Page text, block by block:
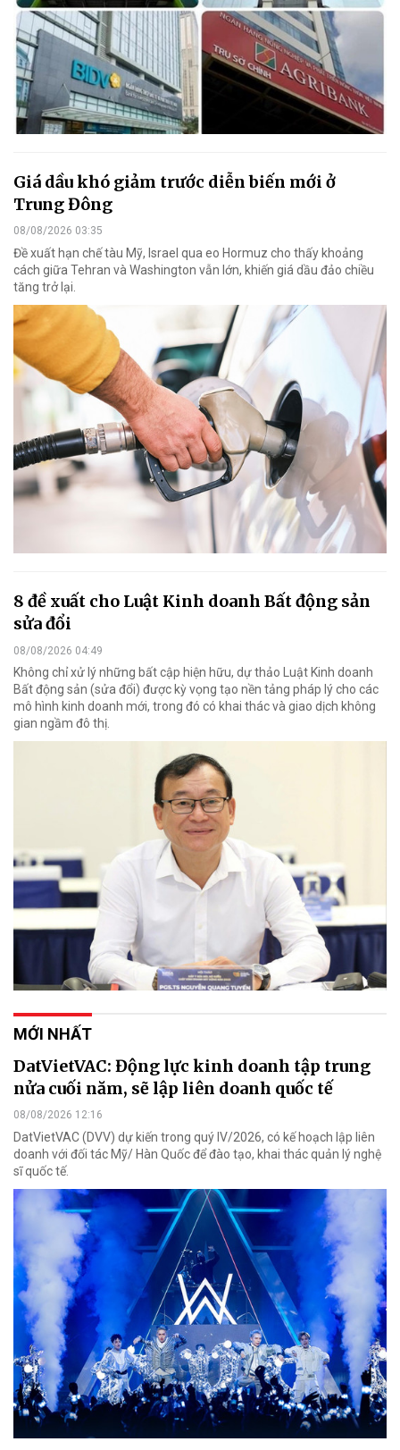
Giá dầu khó giảm trước diễn biến mới ở
Trung Đông
08/08/2026 03:35
Đề xuất hạn chế tàu Mỹ, Israel qua eo Hormuz cho thấy khoảng
cách giữa Tehran và Washington vẫn lớn, khiến giá dầu đảo chiều
tăng trở lại.
8 đề xuất cho Luật Kinh doanh Bất động sản
sửa đổi
08/08/2026 04:49
Không chỉ xử lý những bất cập hiện hữu, dự thảo Luật Kinh doanh
Bất động sản (sửa đổi) được kỳ vọng tạo nền tảng pháp lý cho các
mô hình kinh doanh mới, trong đó có khai thác và giao dịch không
gian ngầm đô thị.
MỚI NHẤT
DatVietVAC: Động lực kinh doanh tập trung
nửa cuối năm, sẽ lập liên doanh quốc tế
08/08/2026 12:16
DatVietVAC (DVV) dự kiến trong quý IV/2026, có kế hoạch lập liên
doanh với đối tác Mỹ/ Hàn Quốc để đào tạo, khai thác quản lý nghệ
sĩ quốc tế.